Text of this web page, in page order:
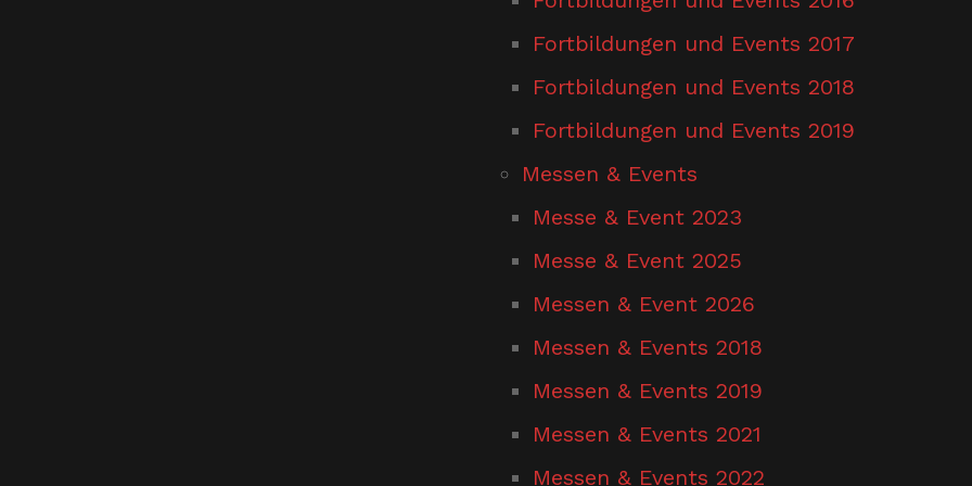
Fortbildungen und Events 2017
Fortbildungen und Events 2018
Fortbildungen und Events 2019
Messen & Events
Messe & Event 2023
Messe & Event 2025
Messen & Event 2026
Messen & Events 2018
Messen & Events 2019
Messen & Events 2021
Messen & Events 2022